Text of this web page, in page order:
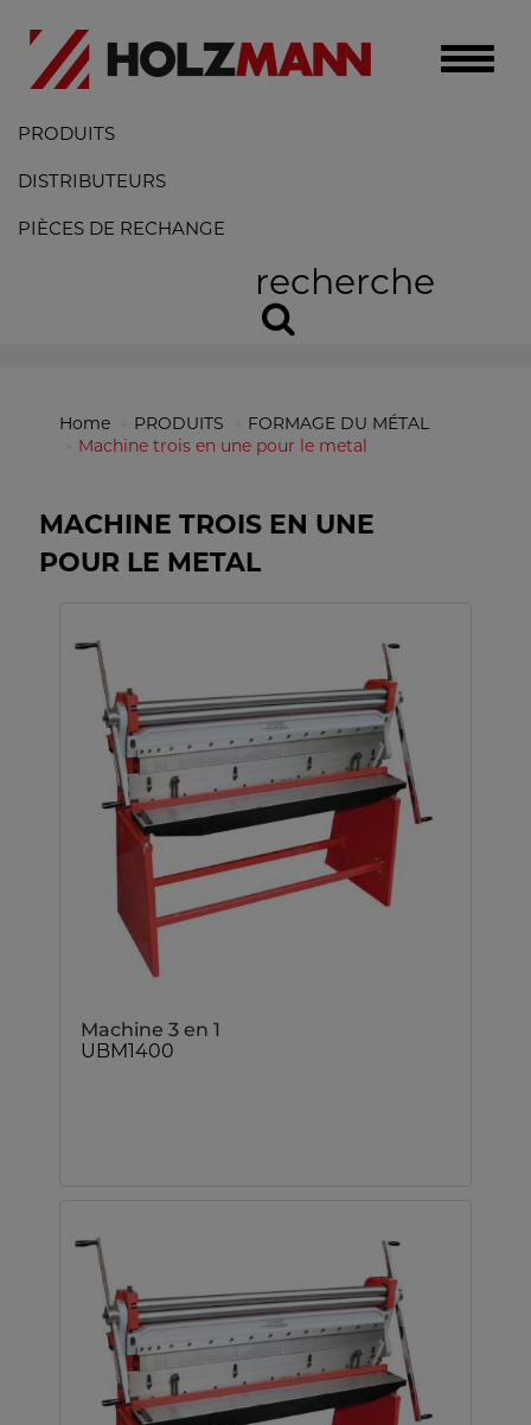
Toggle
PRODUITS
DISTRIBUTEURS
PIÈCES DE RECHANGE
recherche
Home PRODUITS
FORMAGE DU MÉTAL
Machine trois en une pour le metal
MACHINE TROIS EN UNE
POUR LE METAL
Machine 3 en 1
UBM1400